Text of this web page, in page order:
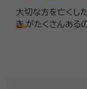
大切な方を亡くし
き がたくさんあるの